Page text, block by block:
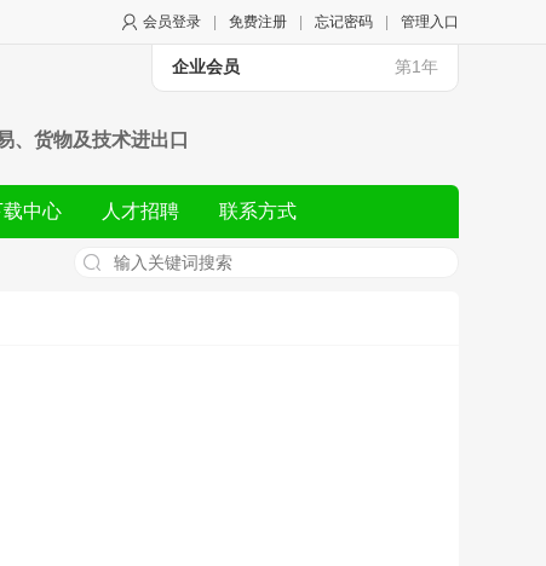
会员登录 免费注册 忘记密码 管理入口
企业会员 第1年
、货物及技术进出口
载中心 人才招聘 联系方式